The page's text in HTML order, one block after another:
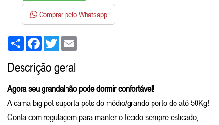
Comprar pelo Whatsapp
Share FacebookTwitter
Descrição geral
Agora seu grandalhão pode dormir confortável!
A cama big pet suporta pets de médio/grande porte de até 50Kg!
Conta com regulagem para manter o tecido sempre esticado;